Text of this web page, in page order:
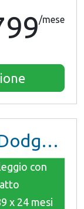
/mese
Grand Caravan
con
x 24 mesi